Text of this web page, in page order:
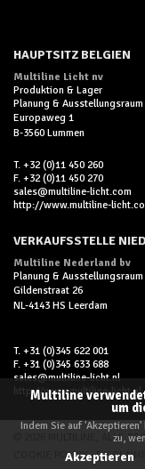
HAUPTSITZ BELGIEN
Multiline Licht nv
Produktion & Lager
Planung & Ausstellungsraum
Europaweg 1
B-3560 Lummen
T. +32 (0)11 450 260
F. +32 (0)11 450 270
sales@multiline-licht.com
http://www.multiline-
VERKAUFSSTELLE
Multiline Nederland bv
Planung & Ausstellungsraum
Gildenstraat 26
NL-4143 HS Leerdam
T. +31 (0)345 622 001
F. +31 (0)345 633 688
sales@multiline-licht.nl
http://www.multiline-licht.nl
© 2026 MULTILINE, ALLE
COOKIE POLICY-
Multiline
um
Indem Sie auf
zu,
Akzeptieren